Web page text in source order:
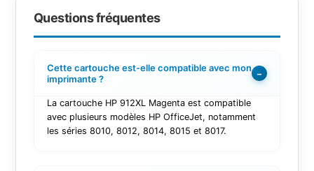
Questions fréquentes
Cette cartouche est-elle compatible avec mon
imprimante ?
−
La cartouche HP 912XL Magenta est compatible
avec plusieurs modèles HP OfficeJet, notamment
les séries 8010, 8012, 8014, 8015 et 8017.